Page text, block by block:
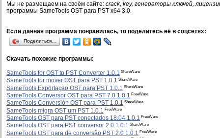
Мы не размещаем на своём сайте: crack, key, генераторы ключей,
программы SameTools OST para PST x64 3.0.
Если данная программа понравилась, то поделитесь её в соцсетях:
Поделиться…
Скачать похожие программы:
SameTools for OST to PST Converter 1.0.1 ShareWare
SameTools for mover OST para PST 1.0.1 ShareWare
SameTools Exportaçao OST para PST 1.0.1 ShareWare
SameTools Conversor OST para PST 7.0 1.0.1 FreeWare
SameTools Conversión OST para PST 1.0.1 ShareWare
SameTools migra OST um PST 1.0.1 FreeWare
SameTools OST para PST conectados 18.04 1.0.1 FreeWare
SameTools OST para PST conversor 2.0 1.0.1 ShareWare
SameTools OST para de conversão PST 2.0 1.0.1 FreeWare